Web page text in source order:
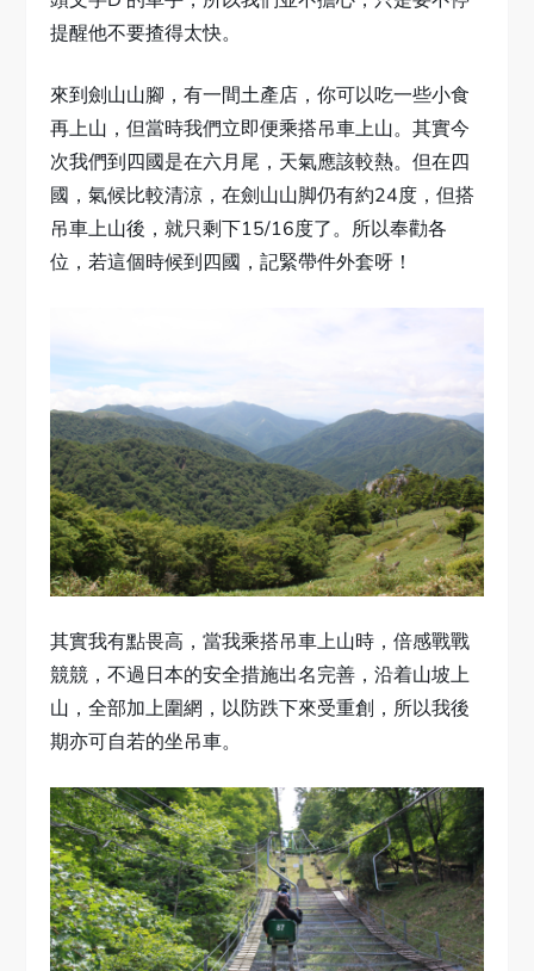
提醒他不要揸得太快。
來到劍山山腳，有一間土產店，你可以吃一些小食
再上山，但當時我們立即便乘搭吊車上山。其實今
次我們到四國是在六月尾，天氣應該較熱。但在四
國，氣候比較清涼，在劍山山脚仍有約24度，但搭
吊車上山後，就只剩下15/16度了。所以奉勸各
位，若這個時候到四國，記緊帶件外套呀！
其實我有點畏高，當我乘搭吊車上山時，倍感戰戰
競競，不過日本的安全措施出名完善，沿着山坡上
山，全部加上圍網，以防跌下來受重創，所以我後
期亦可自若的坐吊車。